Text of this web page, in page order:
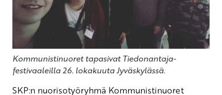
Kommunistinuoret tapasivat Tiedonantaja-
festivaaleilla 26. lokakuuta Jyväskylässä.
SKP:n nuorisotyöryhmä Kommunistinuoret